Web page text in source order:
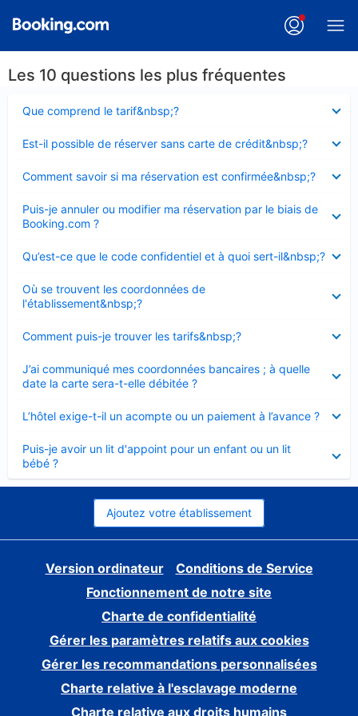
Les 10 questions les plus fréquentes
Que comprend le tarif&nbsp;?
fermé
Est-il possible de réserver sans carte de crédit&nbsp;?
fermé
Comment savoir si ma réservation est confirmée&nbsp;?
fermé
Puis-je annuler ou modifier ma réservation par le biais de
Booking.com ?
fermé
Qu’est-ce que le code confidentiel et à quoi sert-il&nbsp;?
fermé
Où se trouvent les coordonnées de
l'établissement&nbsp;?
fermé
Comment puis-je trouver les tarifs&nbsp;?
fermé
J’ai communiqué mes coordonnées bancaires ; à quelle
date la carte sera-t-elle débitée ?
fermé
L’hôtel exige-t-il un acompte ou un paiement à l’avance ?
fermé
Puis-je avoir un lit d'appoint pour un enfant ou un lit
bébé ?
fermé
Ajoutez votre établissement
Version ordinateur
Conditions de Service
Fonctionnement de notre site
Charte de confidentialité
Gérer les paramètres relatifs aux cookies
Gérer les recommandations personnalisées
Charte relative à l'esclavage moderne
Charte relative aux droits humains